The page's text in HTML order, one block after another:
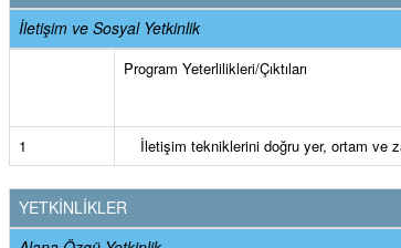
İletişim ve Sosyal Yetkinlik
Program Yeterlilikleri/Çıktıları
1
İletişim tekniklerini doğru yer, ortam ve
YETKİNLİKLER